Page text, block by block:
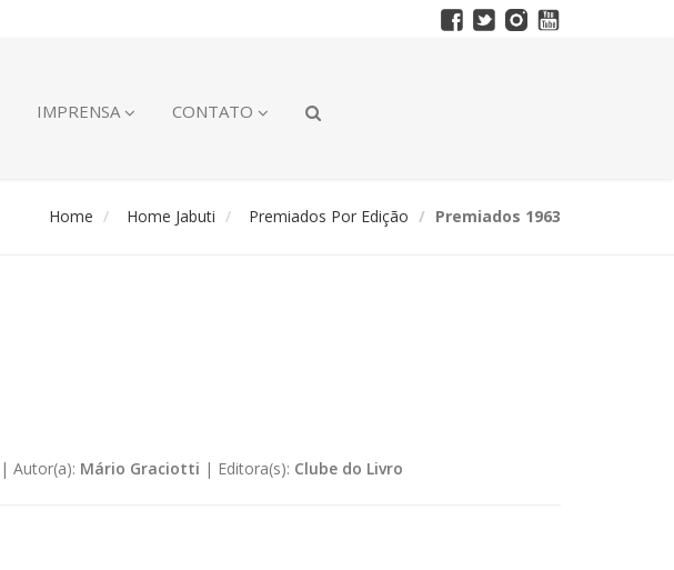
IMPRENSA CONTATO
Home Home Jabuti Premiados Por Edição Premiados 1963
| Autor(a): Mário Graciotti | Editora(s): Clube do Livro